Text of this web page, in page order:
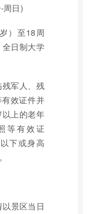
周日)
）至18周
日制大学
军人、残
效证件并
上的老年
等有效证
下或身高
景区当日